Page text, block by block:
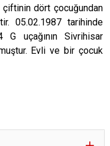
dört çocuğundan
05.02.1987 tarihinde
uçağının Sivrihisar
Evli ve bir çocuk